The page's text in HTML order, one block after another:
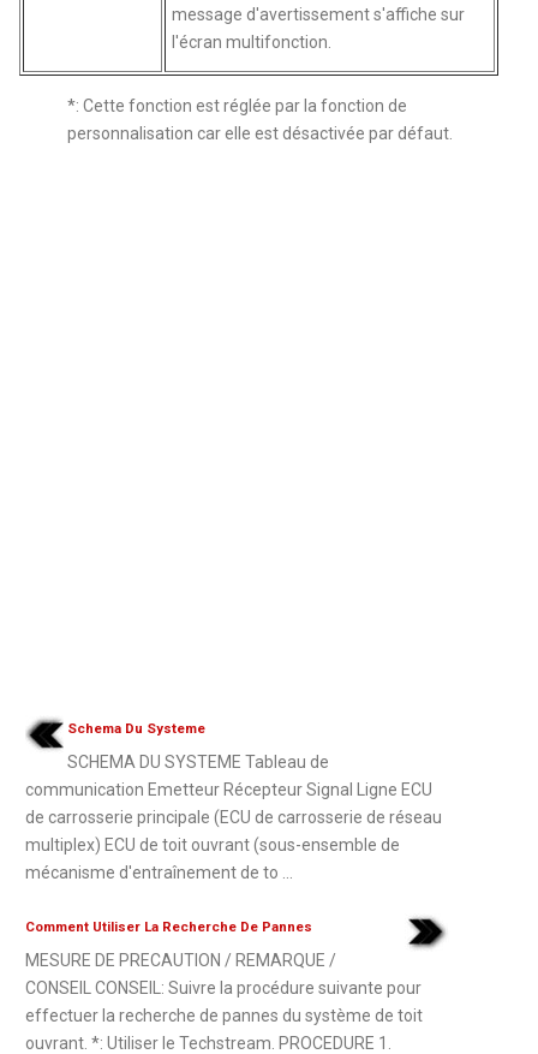
message d'avertissement s'affiche sur
l'écran multifonction.
*: Cette fonction est réglée par la fonction de
personnalisation car elle est désactivée par défaut.
Schema Du Systeme
SCHEMA DU SYSTEME Tableau de
communication Emetteur Récepteur Signal Ligne ECU
de carrosserie principale (ECU de carrosserie de réseau
multiplex) ECU de toit ouvrant (sous-ensemble de
mécanisme d'entraînement de to ...
Comment Utiliser La Recherche De Pannes
MESURE DE PRECAUTION / REMARQUE /
CONSEIL CONSEIL: Suivre la procédure suivante pour
effectuer la recherche de pannes du système de toit
ouvrant. *: Utiliser le Techstream. PROCEDURE 1.